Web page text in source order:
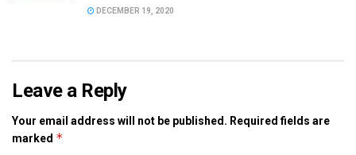
DECEMBER 19, 2020
Leave a Reply
Your email address will not be published. Required fields are
marked *